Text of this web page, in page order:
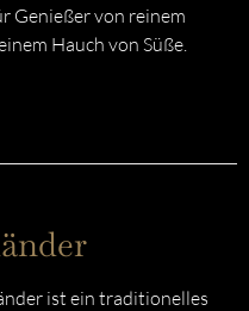
Genießer von reinem
Hauch von Süße.
ist ein traditionelles